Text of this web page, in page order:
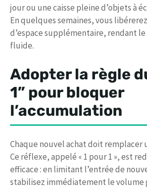
jour ou une caisse pleine d’objets à
En quelques semaines, vous
d’espace supplémentaire, rendant
fluide.
Adopter la règle
1” pour bloquer
l’accumulation
Chaque nouvel achat doit remplacer
Ce réflexe, appelé « 1 pour 1 », est
efficace : en limitant l’entrée de
stabilisez immédiatement le volume